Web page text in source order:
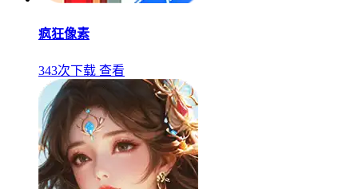
疯狂像素
343次下载 查看